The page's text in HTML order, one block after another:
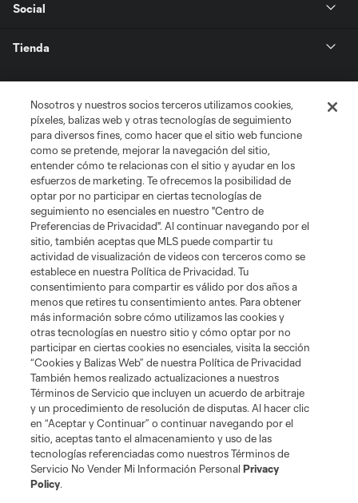
Social
Tienda
Club Sites
Términos de servicio Política de privacidad
No vender mi información
Cookies Settings
©2026 MLS. El nombre y escudo de la Major League Soccer y MLS son
marcas registradas de League Soccer, L.L.C. (“MLS”). Los nombres y logos
de los equipos de la MLS están registrados y son marcas bajo ley común
de la MLS o son usadas con el permiso de sus propietarios. Uso
desautorizado está prohibido.
Nosotros y nuestros socios terceros utilizamos cookies,
píxeles, balizas web y otras tecnologías de seguimiento
para diversos fines, como hacer que el sitio web funcione
como se pretende, mejorar la navegación del sitio,
entender cómo te relacionas con el sitio y ayudar en los
esfuerzos de marketing. Te ofrecemos la posibilidad de
optar por no participar en ciertas tecnologías de
seguimiento no esenciales en nuestro "Centro de
Preferencias de Privacidad". Al continuar navegando por el
sitio, también aceptas que MLS puede compartir tu
actividad de visualización de videos con terceros como se
establece en nuestra Política de Privacidad. Tu
consentimiento para compartir es válido por dos años a
menos que retires tu consentimiento antes. Para obtener
más información sobre cómo utilizamos las cookies y
otras tecnologías en nuestro sitio y cómo optar por no
participar en ciertas cookies no esenciales, visita la sección
“Cookies y Balizas Web” de nuestra Política de Privacidad
También hemos realizado actualizaciones a nuestros
Términos de Servicio que incluyen un acuerdo de arbitraje
y un procedimiento de resolución de disputas. Al hacer clic
en “Aceptar y Continuar” o continuar navegando por el
sitio, aceptas tanto el almacenamiento y uso de las
tecnologías referenciadas como nuestros Términos de
Servicio No Vender Mi Información PersonalPrivacy
Policy.